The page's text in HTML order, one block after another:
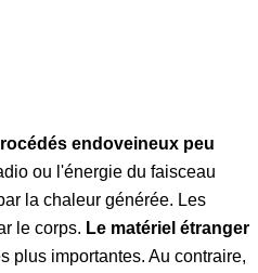
endoveineux peu
ou l'énergie du faisceau
la chaleur générée. Les
le corps. Le matériel étranger
plus importantes. Au contraire,